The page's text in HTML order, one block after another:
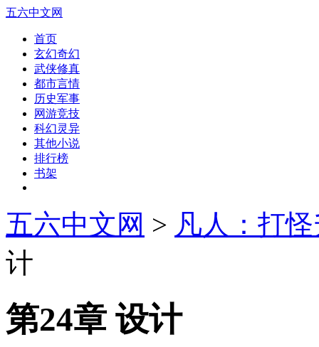
五六中文网
首页
玄幻奇幻
武侠修真
都市言情
历史军事
网游竞技
科幻灵异
其他小说
排行榜
书架
五六中文网 > 凡人：打
计
第24章 设计